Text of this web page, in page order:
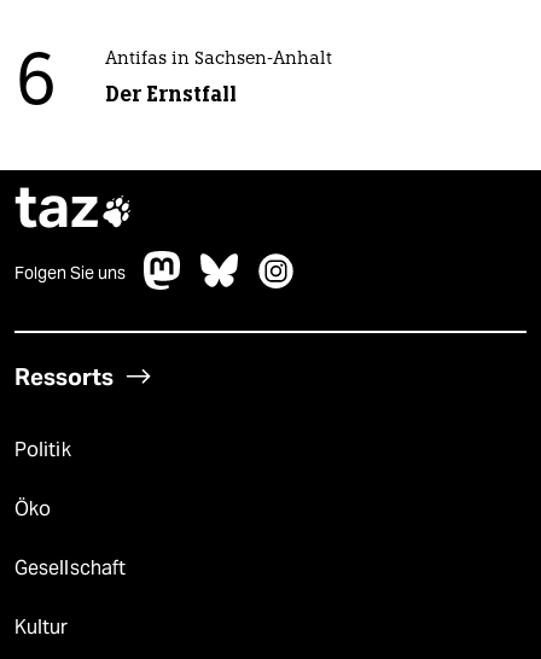
6 Antifas in Sachsen-Anhalt
Der Ernstfall
taz
Folgen Sie uns
Ressorts
Politik
Öko
Gesellschaft
Kultur